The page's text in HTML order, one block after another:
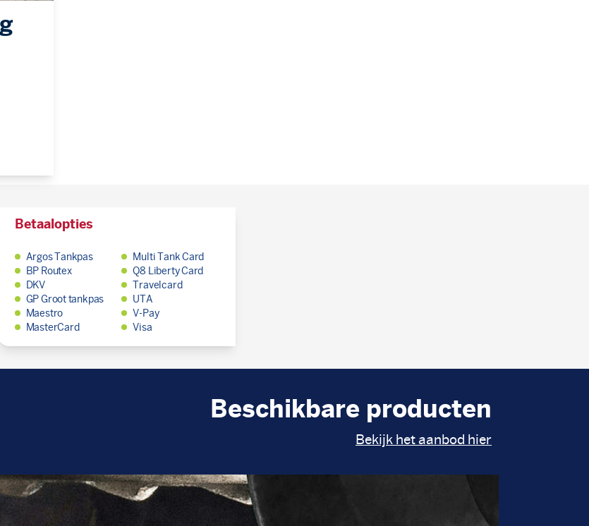
Betaalopties
Argos Tankpas
BP Routex
DKV
GP Groot tankpas
Maestro
MasterCard
Multi Tank Card
Q8 Liberty Card
Travelcard
UTA
V-Pay
Visa
Beschikbare producten
Bekijk het aanbod hier